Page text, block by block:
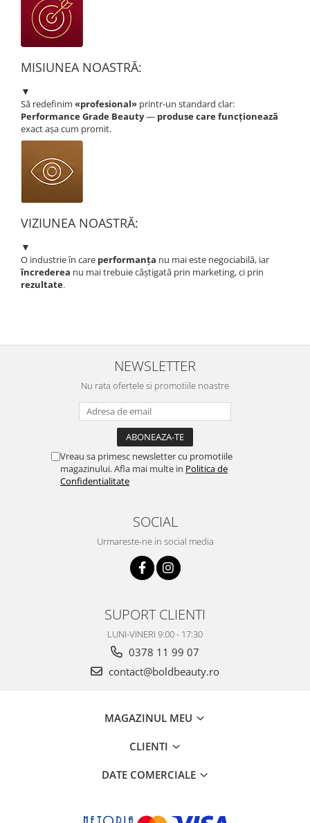
MISIUNEA NOASTRĂ:
▼
Să redefinim «profesional» printr-un standard clar:
Performance Grade Beauty— produse care funcționează
exact așa cum promit.
VIZIUNEA NOASTRĂ:
▼
O industrie în care performanța nu mai este negociabilă, iar
încrederea nu mai trebuie câștigată prin marketing, ci prin
rezultate.
NEWSLETTER
Nu rata ofertele si promotiile noastre
Vreau sa primesc newsletter cu promotiile
magazinului. Afla mai multe in Politica de
Confidentialitate
SOCIAL
Urmareste-ne in social media
SUPORT CLIENTI
LUNI-VINERI 9:00 - 17:30
0378 11 99 07
contact@boldbeauty.ro
MAGAZINUL MEU
CLIENTI
DATE COMERCIALE